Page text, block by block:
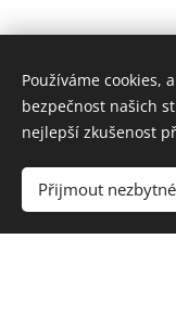
Používáme cookies,
bezpečnost našich
nejlepší zkušenost
Přijmout nezbytné